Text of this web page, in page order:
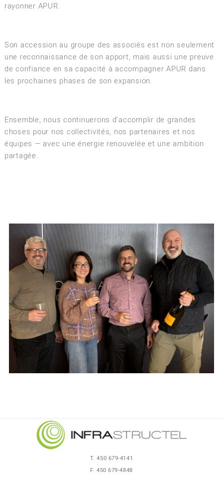
rayonner APUR.
Son accession au groupe des associés est non seulement
une reconnaissance de son apport, mais aussi une preuve
de confiance en sa capacité à accompagner APUR dans
les prochaines phases de son expansion.
Ensemble, nous continuerons d’accomplir de grandes
choses pour nos collectivités, nos partenaires et nos
équipes — avec une énergie renouvelée et une ambition
partagée.
T. 450 679-4141
F. 450 679-4848